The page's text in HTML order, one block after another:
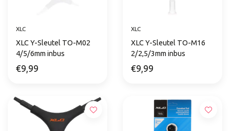
XLC
XLC Y-Sleutel TO-M02
4/5/6mm inbus
€9,99
XLC
XLC Y-Sleutel TO-M16
2/2,5/3mm inbus
€9,99